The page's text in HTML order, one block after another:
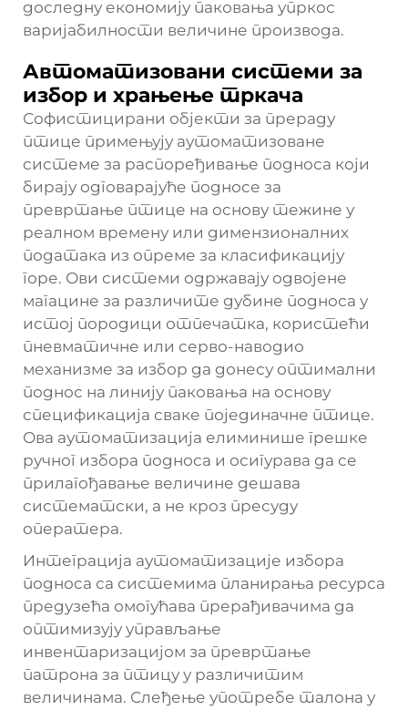
доследну економију паковања упркос
варијабилности величине производа.
Автоматизовани системи за
избор и храњење тркача
Софистицирани објекти за прераду
птице примењују аутоматизоване
системе за распоређивање подноса који
бирају одговарајуће подносе за
превртање птице на основу тежине у
реалном времену или димензионалних
података из опреме за класификацију
горе. Ови системи одржавају одвојене
магацине за различите дубине подноса у
истој породици отпечатка, користећи
пневматичне или серво-наводио
механизме за избор да донесу оптимални
поднос на линију паковања на основу
спецификација сваке појединачне птице.
Ова аутоматизација елиминише грешке
ручног избора подноса и осигурава да се
прилагођавање величине дешава
систематски, а не кроз пресуду
оператера.
Интеграција аутоматизације избора
подноса са системима планирања ресурса
предузећа омогућава прерађивачима да
оптимизују управљање
инвентаризацијом за превртање
патрона за птицу у различитим
величинама. Слеђење употребе талона у